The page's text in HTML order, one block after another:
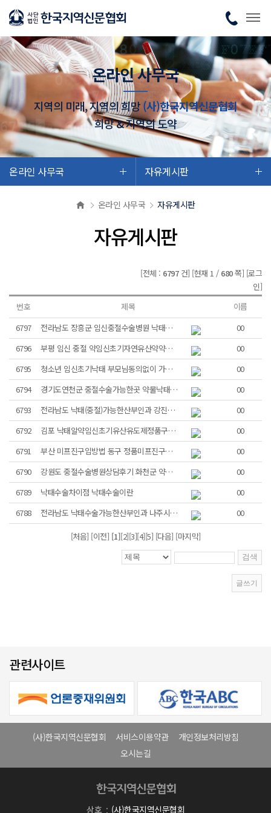
온라인 사무국
지역의 미래, 지역의 희망(사)한국지역신문협회
희망 & 지역의 도약
온라인 사무국 자유게시판
온라인 사무국 자유게시판
자유게시판
[전체 : 6797건] [현재 1 / 680쪽] [로그
인]
번호
제목
이름
6797
전라남도 장흥군 임신중절수술병원 낙태금액...
00
6796
부평 임신 중절 약임신초기자연유산약약물낙...
00
6795
청소년 임신초기낙태 부모님동의없이 가능한...
00
6794
경기도연천군 중절수술가능한곳 약물낙태산부...
00
6793
전라남도 낙태(중절)가능한산부인과 강진군...
00
6792
김포 낙태알약임신초기유산유도제정품구입방법...
00
6791
부산 미프진구입방법 동구 정품미프진구입방...
00
6790
강원도 중절수술병원상담후기 화천군 약물낙...
00
6789
낙태수술차이점 낙­태수술이란
00
6788
전라남도 낙태수술가능한산부인과 나주시 약... 00
[처음] [이전] [1][2][3][4][5] [다음] [마지막]
관련사이트
(사)한국지역신문협회 서비스이용약관
개인정보처리방침
오시는길
상호 (사)한국지역신문협회